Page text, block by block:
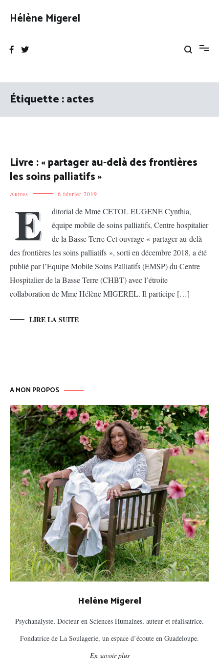
Hélène Migerel
Étiquette :actes
Livre : « partager au-delà des frontières
les soins palliatifs »
Autres 6 février 2019
E
ditorial de Mme CETOL EUGENE Cynthia,
équipe mobile de soins palliatifs, Centre hospitalier
de la Basse-Terre Cet ouvrage « partager au-delà
des frontières les soins palliatifs », sorti en décembre 2018, a été
publié par l’Equipe Mobile Soins Palliatifs (EMSP) du Centre
Hospitalier de la Basse Terre (CHBT) avec l’étroite
collaboration de Mme Hélène MIGEREL. Il participe […]
LIRE LA SUITE
A MON PROPOS
Helène Migerel
Psychanalyste, Docteur en Sciences Humaines, auteur et réalisatrice.
Fondatrice de La Soulagerie, un espace d’écoute en Guadeloupe.
En savoir plus